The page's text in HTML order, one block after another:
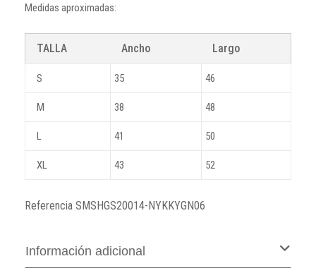
Medidas aproximadas:
TALLA Ancho Largo
S 35 46
M 38 48
L 41 50
XL 43 52
Referencia SMSHGS20014-NYKKYGN06
Información adicional